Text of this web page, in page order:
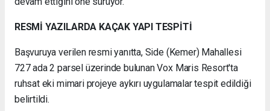
RESMİ YAZILARDA KAÇAK YAPI TESPİTİ
Başvuruya verilen resmi yanıtta, Side (Kemer) Mahallesi
727 ada 2 parsel üzerinde bulunan Vox Maris Resort'ta
ruhsat eki mimari projeye aykırı uygulamalar tespit edildiği
belirtildi.